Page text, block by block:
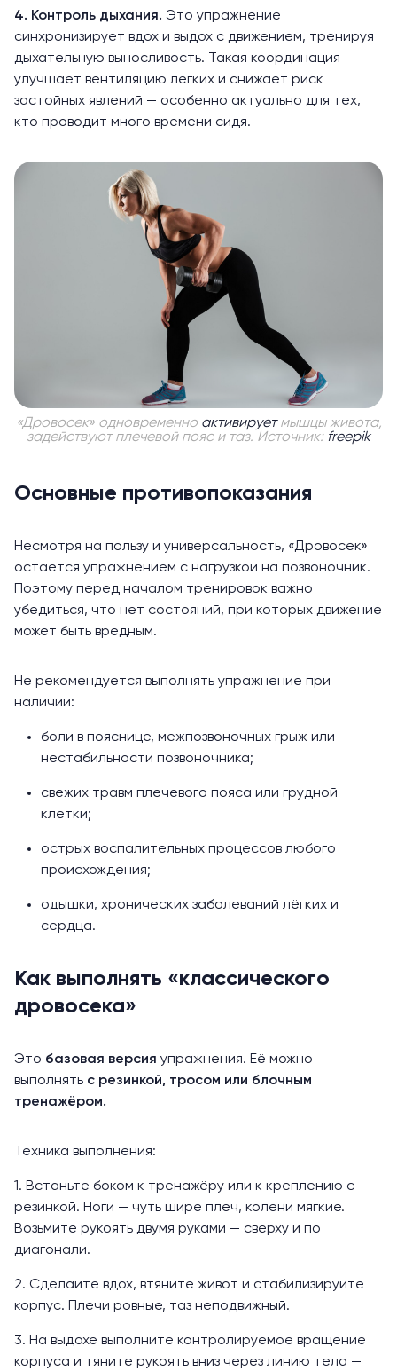
4. Контроль дыхания. Это упражнение
синхронизирует вдох и выдох с движением, тренируя
дыхательную выносливость. Такая координация
улучшает вентиляцию лёгких и снижает риск
застойных явлений — особенно актуально для тех,
кто проводит много времени сидя.
«Дровосек» одновременно активируетмышцы живота,
задействуют плечевой пояс и таз. Источник: freepik
Основные противопоказания
Несмотря на пользу и универсальность, «Дровосек»
остаётся упражнением с нагрузкой на позвоночник.
Поэтому перед началом тренировок важно
убедиться, что нет состояний, при которых движение
может быть вредным.
Не рекомендуется выполнять упражнение при
наличии:
боли в пояснице, межпозвоночных грыж или
нестабильности позвоночника;
свежих травм плечевого пояса или грудной
клетки;
острых воспалительных процессов любого
происхождения;
одышки, хронических заболеваний лёгких и
сердца.
Как выполнять «классического
дровосека»
Это базовая версия упражнения. Её можно
выполнять с резинкой, тросом или блочным
тренажёром.
Техника выполнения:
1. Встаньте боком к тренажёру или к креплению с
резинкой. Ноги — чуть шире плеч, колени мягкие.
Возьмите рукоять двумя руками — сверху и по
диагонали.
2. Сделайте вдох, втяните живот и стабилизируйте
корпус. Плечи ровные, таз неподвижный.
3. На выдохе выполните контролируемое вращение
корпуса и тяните рукоять вниз через линию тела —